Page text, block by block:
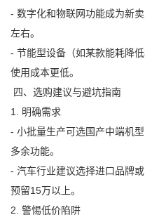
- 数字化和物联网功能成为新
左右。
- 节能型设备（如某款能耗降
使用成本更低。
四、选购建议与避坑指南
1. 明确需求
- 小批量生产可选国产中端机
多余功能。
- 汽车行业建议选择进口品牌
预留15万以上。
2. 警惕低价陷阱